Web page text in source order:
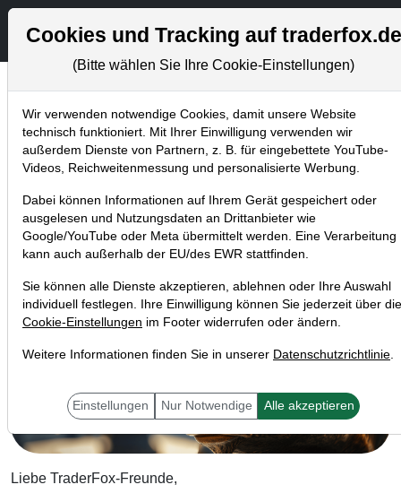
Aktien- und
Aktuelles
Home Blog Aktuelles
noch bis zum 31.12.2018
27.12.2018 um 15:22 Uhr | TraderFox GmbH
Liebe TraderFox-Freunde,
Cookies und Tracking auf traderfox.de
(Bitte wählen Sie Ihre Cookie-Einstellungen)
Wir verwenden notwendige Cookies, damit unsere Website
technisch funktioniert. Mit Ihrer Einwilligung verwenden wir
außerdem Dienste von Partnern, z. B. für eingebettete YouTube-
Videos, Reichweitenmessung und personalisierte Werbung.
Dabei können Informationen auf Ihrem Gerät gespeichert oder
ausgelesen und Nutzungsdaten an Drittanbieter wie
Google/YouTube oder Meta übermittelt werden. Eine Verarbeitung
kann auch außerhalb der EU/des EWR stattfinden.
Sie können alle Dienste akzeptieren, ablehnen oder Ihre Auswahl
individuell festlegen. Ihre Einwilligung können Sie jederzeit über die
Cookie-Einstellungen im Footer widerrufen oder ändern.
Weitere Informationen finden Sie in unserer Datenschutzrichtlinie.
Einstellungen Nur Notwendige Alle akzeptieren